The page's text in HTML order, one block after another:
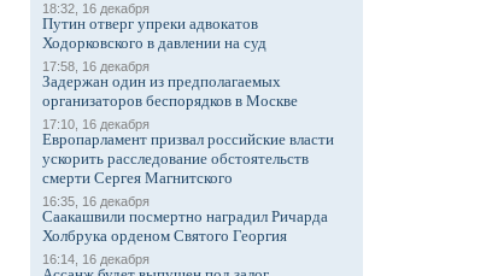
18:32, 16 декабря
Путин отверг упреки адвокатов
Ходорковского в давлении на суд
17:58, 16 декабря
Задержан один из предполагаемых
организаторов беспорядков в Москве
17:10, 16 декабря
Европарламент призвал российские власти
ускорить расследование обстоятельств
смерти Сергея Магнитского
16:35, 16 декабря
Саакашвили посмертно наградил Ричарда
Холбрука орденом Святого Георгия
16:14, 16 декабря